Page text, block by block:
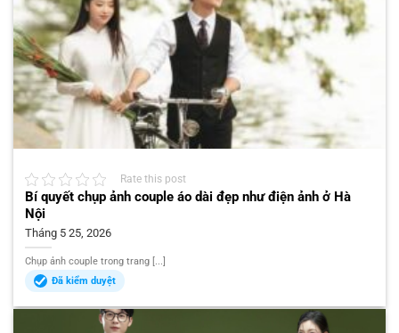
Rate this post
Bí quyết chụp ảnh couple áo dài đẹp như điện ảnh ở Hà
Nội
Tháng 5 25, 2026
Chụp ảnh couple trong trang [...]
Đã kiểm duyệt